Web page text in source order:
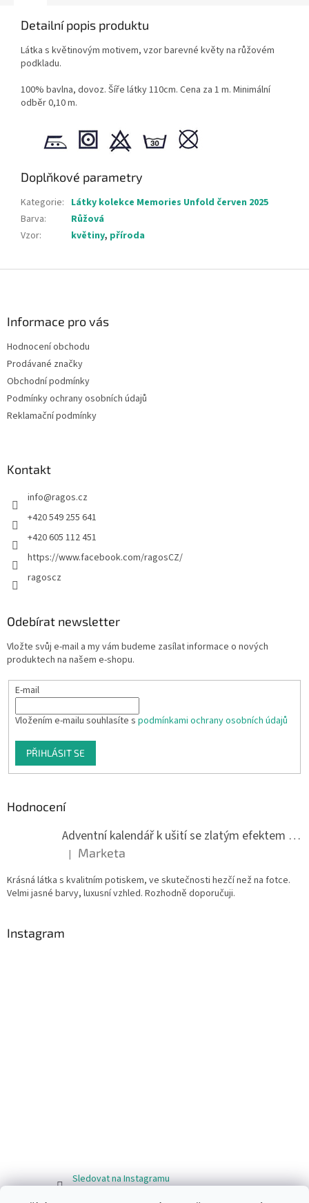
Detailní popis produktu
Látka s květinovým motivem, vzor barevné květy na růžovém
podkladu.
100% bavlna, dovoz. Šíře látky 110cm. Cena za 1 m. Minimální
odběr 0,10 m.
Doplňkové parametry
Kategorie: Látky kolekce Memories Unfold červen 2025
Barva:
Růžová
Vzor: květiny, příroda
Informace pro vás
Hodnocení obchodu
Prodávané značky
Obchodní podmínky
Podmínky ochrany osobních údajů
Reklamační podmínky
Kontakt
info@ragos.cz
+420 549 255 641
+420 605 112 451
https://www.facebook.com/ragosCZ/
ragoscz
Odebírat newsletter
Vložte svůj e-mail a my vám budeme zasílat informace o nových
produktech na našem e-shopu.
E-mail
Vložením e-mailu souhlasíte s podmínkami ochrany osobních údajů
PŘIHLÁSIT SE
Hodnocení
Adventní kalendář k ušití se zlatým efektem 042Q
Hodnocení produktu je 5 z 5 hvězdiček.
| Marketa
Krásná látka s kvalitním potiskem, ve skutečnosti hezčí než na fotce.
Velmi jasné barvy, luxusní vzhled. Rozhodně doporučuji.
Instagram
Sledovat na Instagramu